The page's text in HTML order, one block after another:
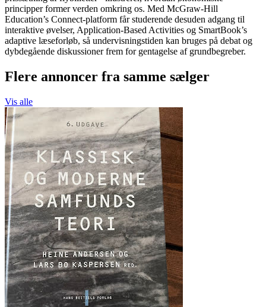
principper former verden omkring os. Med McGraw-Hill
Education’s Connect-platform får studerende desuden adgang til
interaktive øvelser, Application-Based Activities og SmartBook’s
adaptive læseforløb, så undervisningstiden kan bruges på debat og
dybdegående diskussioner frem for gentagelse af grundbegreber.
Flere annoncer fra samme sælger
Vis alle